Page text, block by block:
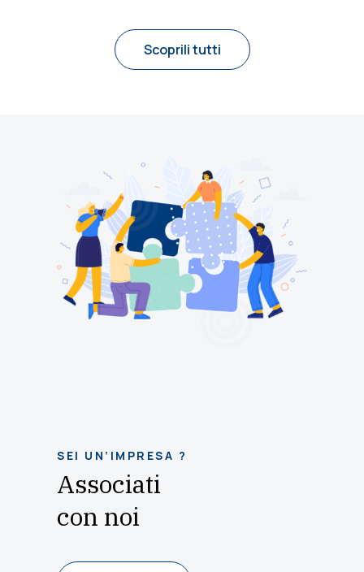
Scoprili tutti
SEI UN’IMPRESA ?
Associati
con noi